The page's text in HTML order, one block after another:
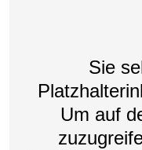
Sie
Um auf